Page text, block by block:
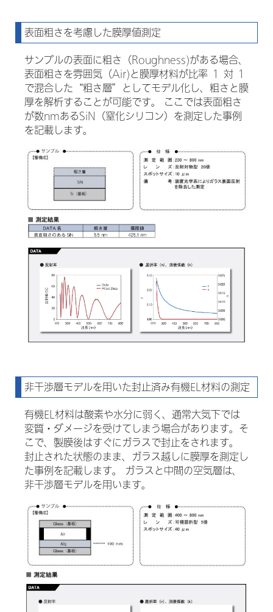
表面粗さを考慮した膜厚値測定
サンプルの表面に粗さ（Roughness)がある場合、
表面粗さを雰囲気（Air)と膜厚材料が比率 １ 対 １
で混合した“粗さ層”としてモデル化し、粗さと膜
厚を解析することが可能です。 ここでは表面粗さ
が数nmあるSiN（窒化シリコン）を測定した事例
を記載します。
非干渉層モデルを用いた封止済み有機EL材料の測定
有機EL材料は酸素や水分に弱く、通常大気下では
変質・ダメージを受けてしまう場合があります。そ
こで、製膜後はすぐにガラスで封止をされます。
封止された状態のまま、ガラス越しに膜厚を測定し
た事例を記載します。 ガラスと中間の空気層は、
非干渉層モデルを用います。